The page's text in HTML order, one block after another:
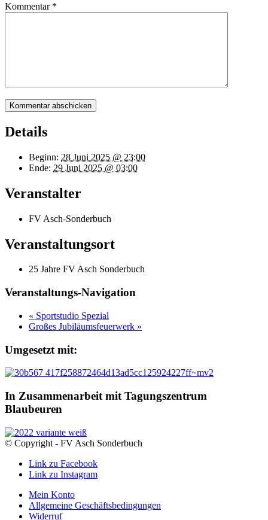
Kommentar *
Details
Beginn: 28 Juni 2025 @ 23:00
Ende: 29 Juni 2025 @ 03:00
Veranstalter
FV Asch-Sonderbuch
Veranstaltungsort
25 Jahre FV Asch Sonderbuch
Veranstaltungs-Navigation
« Sportstudio Spezial
Großes Jubiläumsfeuerwerk »
Umgesetzt mit:
In Zusammenarbeit mit Tagungszentrum
Blaubeuren
© Copyright - FV Asch Sonderbuch
Link zu Facebook
Link zu Instagram
Mein Konto
Allgemeine Geschäftsbedingungen
Widerruf